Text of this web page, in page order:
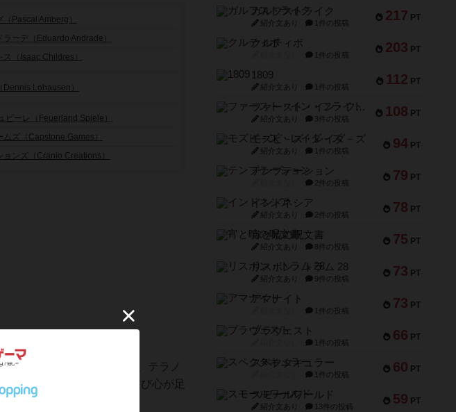
Pascal Amberg）
ーデ（Eduardo Andrade）
ス（Isaac Childres）
Dennis Lohausen）
ピーレ（Feuerland Spiele）
ズ（Capstone Games）
ンズ（Cranio Creations）
見ろ、革新の時代を見ろ、テラノ
に出たセットだからか、遊び心が足
拡張が出...
217 PT
ガルフストライク
紹介文あり 1件の投稿
203 PT
クルティボ
1件の投稿
112 PT
1809
紹介文あり 1件の投稿
108 PT
ファースト・イン・フライト
紹介文あり 3件の投稿
94 PT
モズビ－ズ・レイダ－ズ
紹介文あり 1件の投稿
79 PT
テンプテーション
2件の投稿
78 PT
インドネシア
紹介文あり 2件の投稿
75 PT
宵と暁の呪文書
紹介文あり 8件の投稿
73 PT
リスボン・トラム 28
紹介文あり 9件の投稿
73 PT
アマナイト
1件の投稿
66 PT
ブラヴェスト
1件の投稿
60 PT
スペクタキュラー
1件の投稿
59 PT
スモールワールド
紹介文あり 13件の投稿